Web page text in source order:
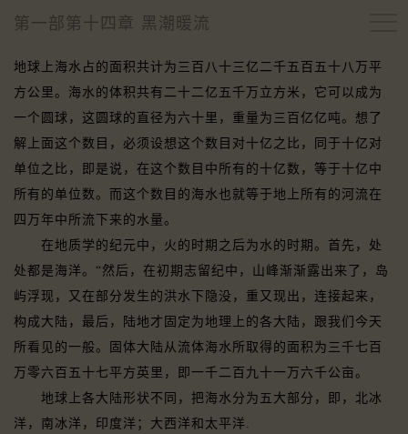
第一部第十四章 黑潮暖流
地球上海水占的面积共计为三百八十三亿二千五百五十八万平
方公里。海水的体积共有二十二亿五千万立方米，它可以成为
一个圆球，这圆球的直径为六十里，重量为三百亿亿吨。想了
解上面这个数目，必须设想这个数目对十亿之比，同于十亿对
单位之比，即是说，在这个数目中所有的十亿数，等于十亿中
所有的单位数。而这个数目的海水也就等于地上所有的河流在
四万年中所流下来的水量。
在地质学的纪元中，火的时期之后为水的时期。首先，处
处都是海洋。“然后，在初期志留纪中，山峰渐渐露出来了，岛
屿浮现，又在部分发生的洪水下隐没，重又现出，连接起来，
构成大陆，最后，陆地才固定为地理上的各大陆，跟我们今天
所看见的一般。固体大陆从流体海水所取得的面积为三千七百
万零六百五十七平方英里，即一千二百九十一万六千公亩。
地球上各大陆形状不同，把海水分为五大部分，即，北冰
洋，南冰洋，印度洋；大西洋和太平洋.